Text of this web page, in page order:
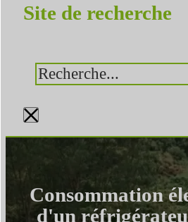
Site de recherche
Rechercher
×
Consommation
d'un